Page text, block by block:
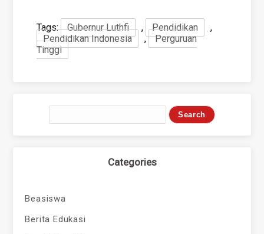
Tags: Gubernur Luthfi , Pendidikan
,
Pendidikan Indonesia
,
Perguruan
Tinggi
Categories
Beasiswa
Berita Edukasi